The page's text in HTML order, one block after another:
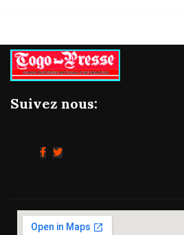
Suivez nous: